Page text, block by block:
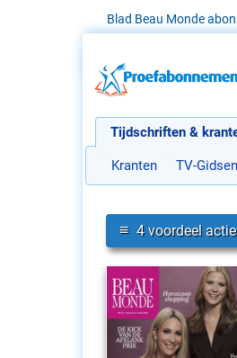
Blad Beau Monde
Tijdschriften &
Kranten TV-Gidsen
≡ 4 voordeel